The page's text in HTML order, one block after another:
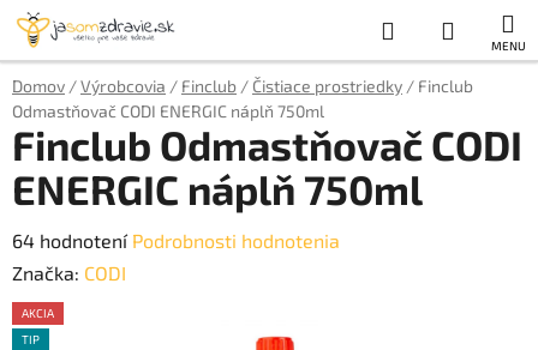
Prejsť
obsah
Hľadať
KOŠÍK
Domov /Výrobcovia / Finclub / Čistiace prostriedky / Finclub
Odmastňovač CODI ENERGIC náplň 750ml
Finclub Odmastňovač CODI
ENERGIC náplň 750ml
Priemerné
hodnotenie
produktu
je
64 hodnotení Podrobnosti hodnotenia
Značka: CODI
AKCIA
TIP